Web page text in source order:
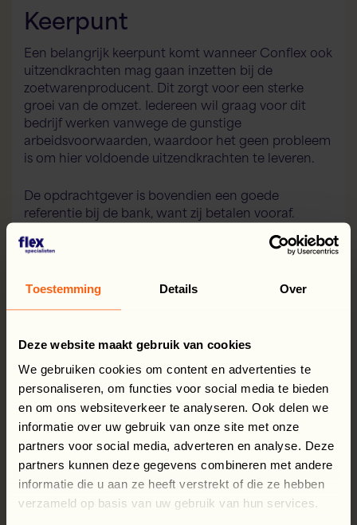
Toestemming Details Over
Deze website maakt gebruik van cookies
We gebruiken cookies om content en advertenties te
personaliseren, om functies voor social media te bieden
en om ons websiteverkeer te analyseren. Ook delen we
informatie over uw gebruik van onze site met onze
partners voor social media, adverteren en analyse. Deze
partners kunnen deze gegevens combineren met andere
informatie die u aan ze heeft verstrekt of die ze hebben
verzameld op basis van uw gebruik van hun services.
Keerpunt
Een belangrijk keerpunt komt wanneer Conflex ook
uitzendkrachten mag gaan inzetten bij de
zoetwarenproducent. Dit zorgt voor een sterke
groei van de omzet. Iedereen wil graag voor dit
bedrijf werken vanwege de gunstige
arbeidsvoorwaarden, waardoor het geen probleem
is om hier voldoende uitzendkrachten te leveren.
De opdrachtgever is bovendien een goede
referentie bij de bank, want zij betalen vooraf.
Hierdoor staat Conflex sterker bij de bank. Zodra
Tom een handtekening voor een nieuwe opdracht
verstrekken. Dit zorgt ervoor dat medewerkers altijd
betaald kunnen worden, zelfs als een
opdrachtgever later betaalt.
De opmaat naar succes is daar en het fundament
voor de toekomst is gelegd. Conflex heeft nog een
lening bij de bank, maar de omzet groeit gestaag.
Tijd om door te pakken!
In onze volgende blog gaan we in op de verdere
ontwikkeling van het bedrijf rond de
millenniumwisseling. Er heerst een behoorlijke
krapte op de arbeidsmarkt, Conflex moet dus
creatief zijn. En zo staat daar de eerste bus met